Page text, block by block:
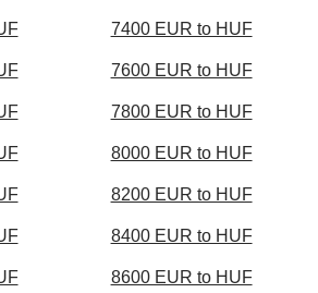
7400 EUR to HUF
7600 EUR to HUF
7800 EUR to HUF
8000 EUR to HUF
8200 EUR to HUF
8400 EUR to HUF
8600 EUR to HUF